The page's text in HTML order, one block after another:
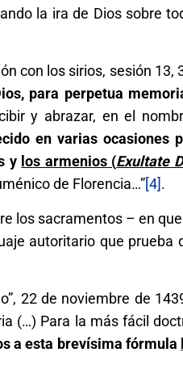
la ira de Dios sobre
con los sirios, sesión 13,
para perpetua
y abrazar, en el
en varias ocasiones
y los armenios (Exultate
de Florencia…”[4].
los sacramentos – en
autoritario que prueba
22 de noviembre de
(…) Para la más fácil
a esta brevísima fórmula